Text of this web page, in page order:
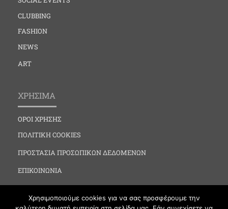
CLUBBING
FASHION
NEWS
ART
ΧΡΗΣΙΜΑ
ΟΡΟΙ ΧΡΗΣΗΣ
ΠΟΛΙΤΙΚΗ COOKIES
ΠΡΟΣΤΑΣΙΑ ΠΡΟΣΩΠΙΚΩΝ ΔΕΔΟΜΕΝΩΝ
ΕΠΙΚΟΙΝΩΝΙΑ
Χρησιμοποιούμε cookies για να σας προσφέρουμε την